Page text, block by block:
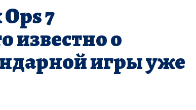
7
известно о
игры уже